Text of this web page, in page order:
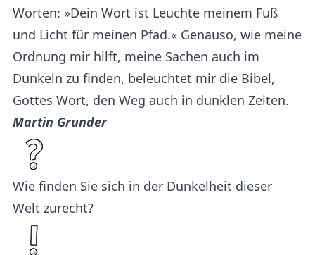
Worten: »Dein Wort ist Leuchte meinem Fuß
und Licht für meinen Pfad.« Genauso, wie meine
Ordnung mir hilft, meine Sachen auch im
Dunkeln zu finden, beleuchtet mir die Bibel,
Gottes Wort, den Weg auch in dunklen Zeiten.
Martin Grunder
Wie finden Sie sich in der Dunkelheit dieser
Welt zurecht?